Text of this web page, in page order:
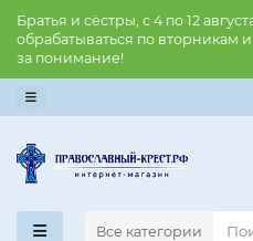
Братья и сёстры, с 4 по 12
обрабатываться по вторникам
за понимание!
Все категории